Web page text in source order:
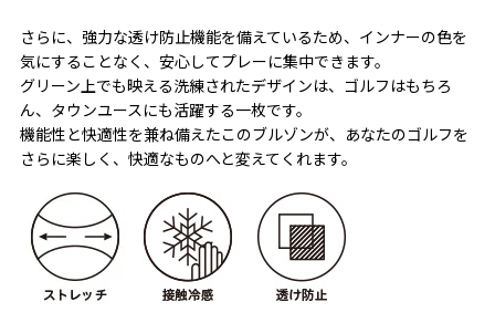
さらに、強力な透け防止機能を備えているため、インナーの色を
気にすることなく、安心してプレーに集中できます。
グリーン上でも映える洗練されたデザインは、ゴルフはもちろ
ん、タウンユースにも活躍する一枚です。
機能性と快適性を兼ね備えたこのブルゾンが、あなたのゴルフを
さらに楽しく、快適なものへと変えてくれます。